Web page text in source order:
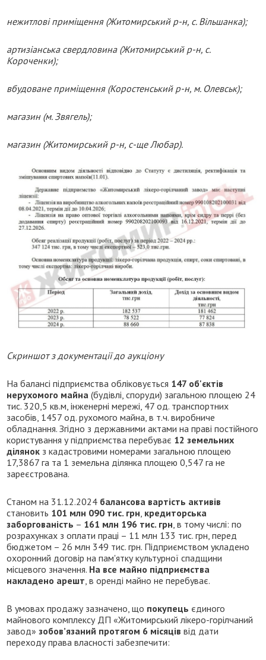
нежитлові приміщення (Житомирський р-н, с. Вільшанка);
артизіанська свердловина (Житомирський р-н, с.
Короченки);
вбудоване приміщення (Коростенський р-н, м. Олевськ);
магазин (м. Звягель);
магазин (Житомирський р-н, с-ще Любар).
Скриншот з документації до аукціону
На балансі підприємства обліковується 147 об'єктів
нерухомого майна (будівлі, споруди) загальною площею 24
тис. 320,5 кв.м, інженерні мережі, 47 од. транспортних
засобів, 1457 од. рухомого майна, в т.ч. виробниче
обладнання. Згідно з державними актами на праві постійного
користування у підприємства перебуває 12 земельних
ділянок з кадастровими номерами загальною площею
17,3867 га та 1 земельна ділянка площею 0,547 га не
зареєстрована.
Станом на 31.12.2024 балансова вартість активів
становить 101 млн 090 тис. грн кредиторська
заборгованість – 161 млн 196 тис. грн , в тому числі: по
розрахунках з оплати праці – 11 млн 133 тис. грн, перед
бюджетом – 26 млн 349 тис. грн. Підприємством укладено
охоронний договір на пам'ятку культурної спадщини
місцевого значення. На все майно підприємства
накладено арешт , в оренді майно не перебуває.
В умовах продажу зазначено, що покупець єдиного
майнового комплексу ДП «Житомирський лікеро-горілчаний
завод»зобов’язаний протягом 6 місяців від дати
переходу права власності забезпечити: